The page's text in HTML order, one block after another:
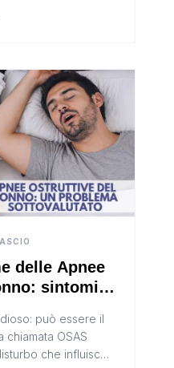
delle Apnee
sintomi,
può essere il
OSAS
che influisce